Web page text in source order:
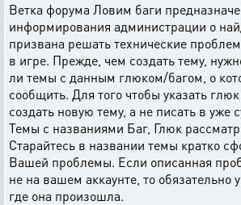
Ветка форума Ловим баги
информирования администрации о
призвана решать технические
в игре. Прежде, чем создать тему,
ли темы с данным глюком/багом, о
сообщить. Для того чтобы указать
создать новую тему, а не писать в уже
Темы с названиями Баг, Глюк
Старайтесь в названии темы кратко
Вашей проблемы. Если описанная
не на вашем аккаунте, то обязательно
где она произошла.